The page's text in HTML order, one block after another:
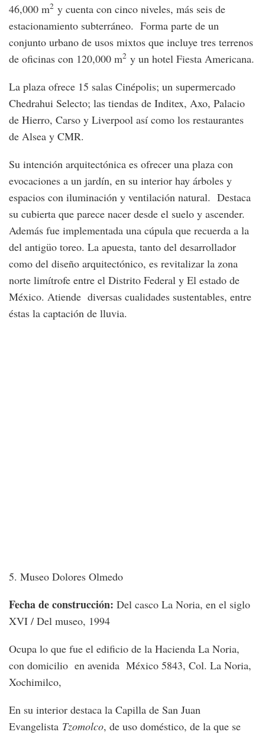
46,000 m2 y cuenta con cinco niveles, más seis de
estacionamiento subterráneo. Forma parte de un
conjunto urbano de usos mixtos que incluye tres terrenos
de oficinas con 120,000 m2 y un hotel Fiesta Americana.
La plaza ofrece 15 salas Cinépolis; un supermercado
Chedrahui Selecto; las tiendas de Inditex, Axo, Palacio
de Hierro, Carso y Liverpool así como los restaurantes
de Alsea y CMR.
Su intención arquitectónica es ofrecer una plaza con
evocaciones a un jardín, en su interior hay árboles y
espacios con iluminación y ventilación natural. Destaca
su cubierta que parece nacer desde el suelo y ascender.
Además fue implementada una cúpula que recuerda a la
del antigüo toreo. La apuesta, tanto del desarrollador
como del diseño arquitectónico, es revitalizar la zona
norte limítrofe entre el Distrito Federal y El estado de
México. Atiende diversas cualidades sustentables, entre
éstas la captación de lluvia.
5. Museo Dolores Olmedo
Fecha de construcción: Del casco La Noria, en el siglo
XVI / Del museo, 1994
Ocupa lo que fue el edificio de la Hacienda La Noria,
con domicilio en avenida México 5843, Col. La Noria,
Xochimilco,
En su interior destaca la Capilla de San Juan
Evangelista Tzomolco, de uso doméstico, de la que se